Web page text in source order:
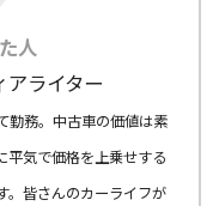
人
アライター
勤務。中古車の価値は素
平気で価格を上乗せする
。皆さんのカーライフが